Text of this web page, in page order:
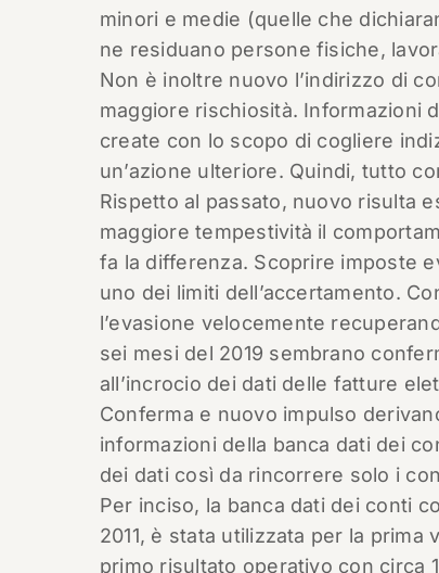
minori e medie (quelle che
ne residuano persone fisiche,
Non è inoltre nuovo l’indirizzo di
maggiore rischiosità. Informazioni
create con lo scopo di cogliere
un’azione ulteriore. Quindi, tutto
Rispetto al passato, nuovo risulta
maggiore tempestività il
fa la differenza. Scoprire imposte
uno dei limiti dell’accertamento.
l’evasione velocemente
sei mesi del 2019 sembrano
all’incrocio dei dati delle fatture
Conferma e nuovo impulso
informazioni della banca dati dei
dei dati così da rincorrere solo i
Per inciso, la banca dati dei conti
2011, è stata utilizzata per la
primo risultato operativo con circa